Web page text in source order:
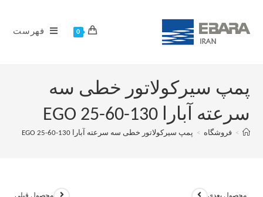
0 فهرست
پمپ سیرکولاتور خطی سه
سرعته آبارا EGO 25-60-130
> فروشگاه > پمپ سیرکولاتور خطی سه سرعته آبارا EGO 25-60-130
محصول قبلی محصول بعدی